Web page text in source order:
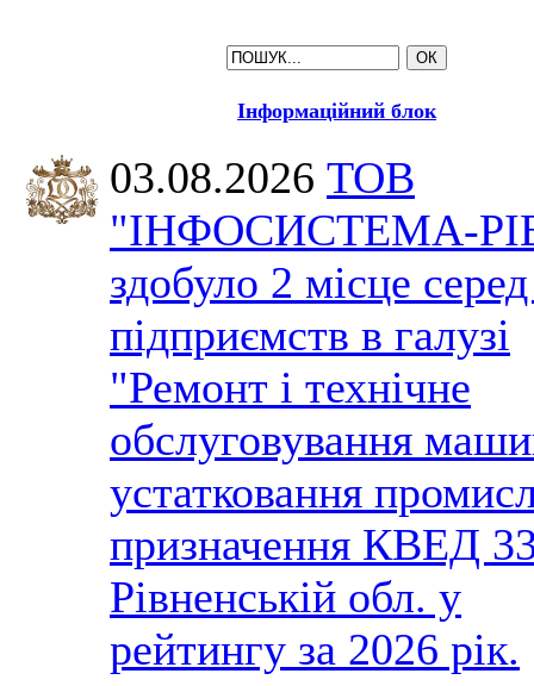
Інформаційний блок
03.08.2026 ТОВ
"ІНФОСИСТЕМА-
здобуло 2 місце
підприємств в галузі
"Ремонт і технічне
обслуговування
устатковання
призначення КВЕД
Рівненській обл. у
рейтингу за 2026 рік.